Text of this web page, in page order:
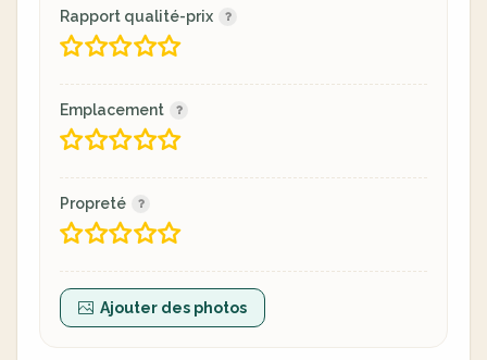
Rapport qualité-prix
Emplacement
Propreté
Ajouter des photos